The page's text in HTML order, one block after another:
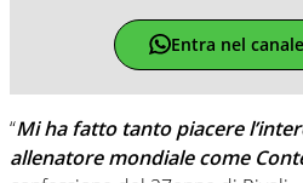
Entra nel
“Mi ha fatto tanto piacere
allenatore mondiale come